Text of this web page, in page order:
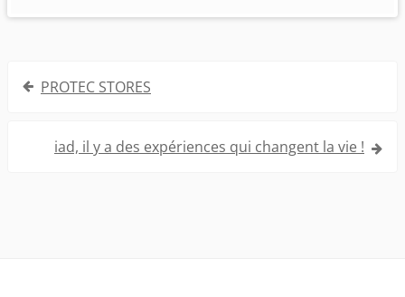
Navigation
l’article
PROTEC STORES
iad, il y a des expériences qui changent la vie !